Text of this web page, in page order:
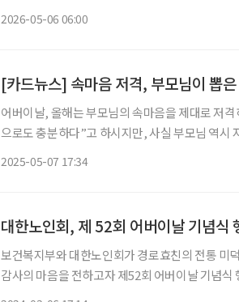
2026-05-06 06:00
[카드뉴스] 속마음 저격, 부모님이 뽑
어버이날, 올해는 부모님의 속마음을 제대로 저
으로도 충분하다”고 하시지만, 사실 부모님 역시
2025-05-07 17:34
대한노인회, 제 52회 어버이날 기념식
보건복지부와 대한노인회가 경로효친의 전통 미
감사의 마음을 전하고자 제52회 어버이날 기념식 행사를 실시한다.